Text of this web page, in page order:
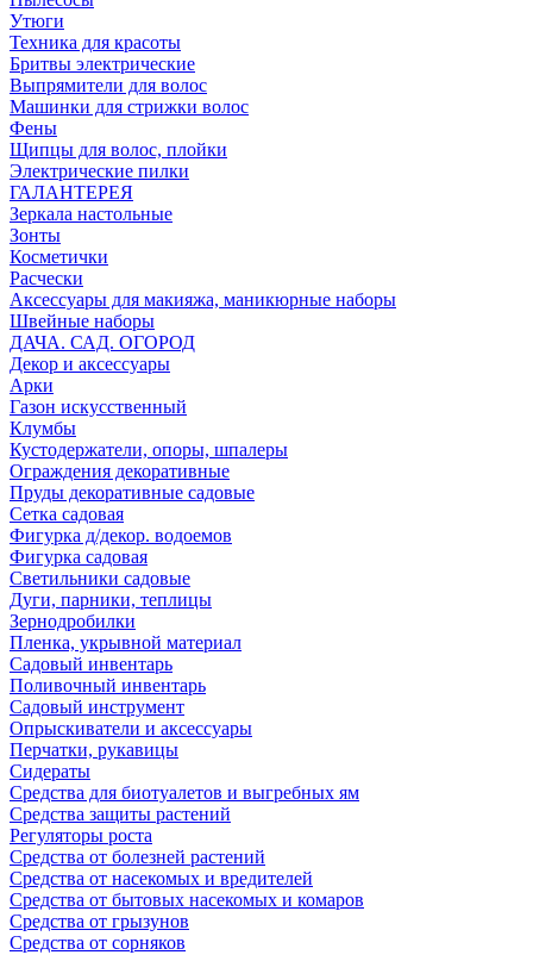
Утюги
Техника для красоты
Бритвы электрические
Выпрямители для волос
Машинки для стрижки волос
Фены
Щипцы для волос, плойки
Электрические пилки
ГАЛАНТЕРЕЯ
Зеркала настольные
Зонты
Косметички
Расчески
Аксессуары для макияжа, маникюрные наборы
Швейные наборы
ДАЧА. САД. ОГОРОД
Декор и аксессуары
Арки
Газон искусственный
Клумбы
Кустодержатели, опоры, шпалеры
Ограждения декоративные
Пруды декоративные садовые
Сетка садовая
Фигурка д/декор. водоемов
Фигурка садовая
Светильники садовые
Дуги, парники, теплицы
Зернодробилки
Пленка, укрывной материал
Садовый инвентарь
Поливочный инвентарь
Садовый инструмент
Опрыскиватели и аксессуары
Перчатки, рукавицы
Сидераты
Средства для биотуалетов и выгребных ям
Средства защиты растений
Регуляторы роста
Средства от болезней растений
Средства от насекомых и вредителей
Средства от бытовых насекомых и комаров
Средства от грызунов
Средства от сорняков